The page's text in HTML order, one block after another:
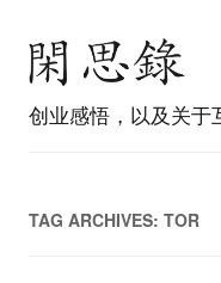
创业感悟，以及关于
TAG ARCHIVES: TOR